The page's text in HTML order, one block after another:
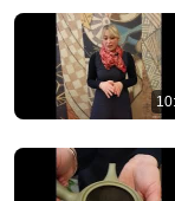
How to Brew
Puerh Tea
ZhenTea • 10K